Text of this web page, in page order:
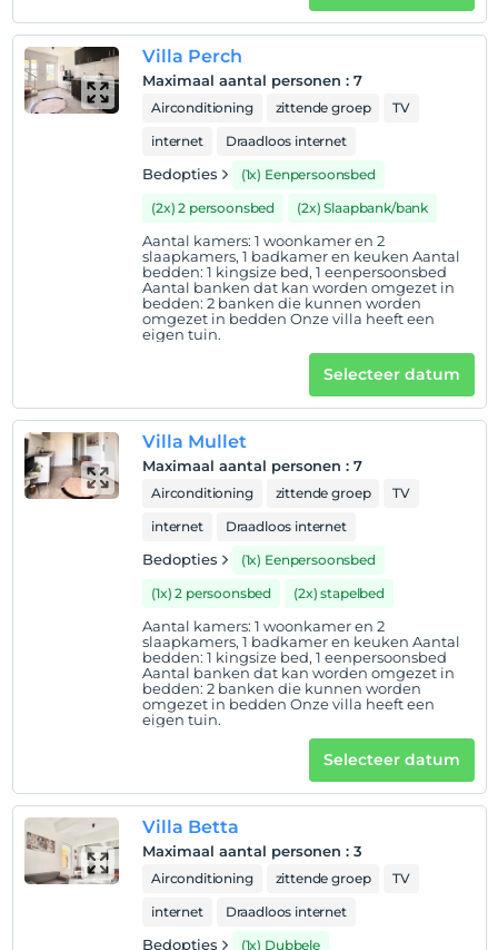
Villa Perch
Maximaal aantal personen : 7
Airconditioning zittende groep
TV
internet
Draadloos internet
Bedopties
(1x) Eenpersoonsbed
(2x) 2 persoonsbed
(2x) Slaapbank/bank
Aantal kamers: 1 woonkamer en 2
slaapkamers, 1 badkamer en keuken Aantal
bedden: 1 kingsize bed, 1 eenpersoonsbed
Aantal banken dat kan worden omgezet in
bedden: 2 banken die kunnen worden
omgezet in bedden Onze villa heeft een
eigen tuin.
Selecteer datum
Villa Mullet
Maximaal aantal personen : 7
Airconditioning zittende groep
TV
internet
Draadloos internet
Bedopties
(1x) Eenpersoonsbed
(1x) 2 persoonsbed
(2x) stapelbed
Aantal kamers: 1 woonkamer en 2
slaapkamers, 1 badkamer en keuken Aantal
bedden: 1 kingsize bed, 1 eenpersoonsbed
Aantal banken dat kan worden omgezet in
bedden: 2 banken die kunnen worden
omgezet in bedden Onze villa heeft een
eigen tuin.
Selecteer datum
Villa Betta
Maximaal aantal personen : 3
Airconditioning zittende groep
TV
internet
Draadloos internet
Bedopties (1x) Dubbele